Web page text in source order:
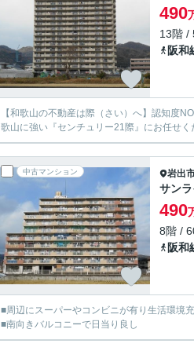
490
13階 /
阪和
【和歌山の不動産は際（さい）へ】認知度
歌山に強い『センチュリー21際』にお任せく
中古マンション 岩出
サン
490
8階 /
阪和
■周辺にスーパーやコンビニが有り生活環境
■南向きバルコニーで日当り良し